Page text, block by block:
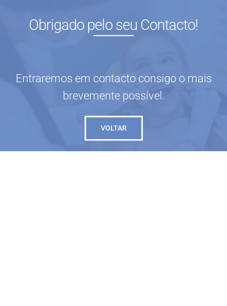
Obrigado pelo seu Contacto!
Entraremos em contacto consigo o mais
brevemente possível.
VOLTAR